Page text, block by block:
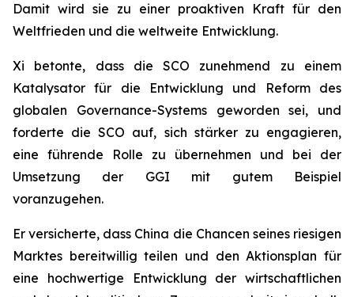
Damit wird sie zu einer proaktiven Kraft für den
Weltfrieden und die weltweite Entwicklung.
Xi betonte, dass die SCO zunehmend zu einem
Katalysator für die Entwicklung und Reform des
globalen Governance-Systems geworden sei, und
forderte die SCO auf, sich stärker zu engagieren,
eine führende Rolle zu übernehmen und bei der
Umsetzung der GGI mit gutem Beispiel
voranzugehen.
Er versicherte, dass China die Chancen seines riesigen
Marktes bereitwillig teilen und den Aktionsplan für
eine hochwertige Entwicklung der wirtschaftlichen